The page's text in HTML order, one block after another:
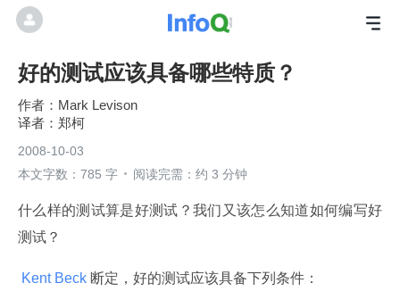
好的测试应该具备哪些特质？
Mark Levison
郑柯
2008-10-03
本文字数：785 字
阅读完需：约 3 分钟
什么样的测试算是好测试？我们又该怎么知道如何编写好
测试？
Kent Beck 断定，好的测试应该具备下列条件：